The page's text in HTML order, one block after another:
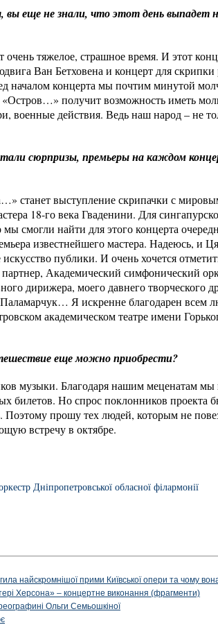
вы еще не знали, что этот день выпадет
тяжелое, страшное время. И этот
Ван Бетховена и концерт для
началом концерта мы почтим минутой
получит возможность иметь
военные действия. Ведь наш народ – не
сюрпризы, премьеры на каждом
станет выступление скрипачки с
18-го века Гваденини. Для
мы смогли найти для этого концерта
известнейшего мастера. Надеюсь, и
публики. И очень хочется
Академический симфонический
дирижера, моего давнего творческого
Я искренне благодарен всем
академическом театре имени
еще можно приобрести?
музыки. Благодаря нашим меценатам
билетов. Но спрос поклонников проекта
Поэтому прошу тех людей, которым не
встречу в октябре.
Дніпропетровської обласної філармонії
найскромнішої прими Київської опери та чому вона
Херсона» – концертне виконання (фрагменти)
Ольги Семьошкіної